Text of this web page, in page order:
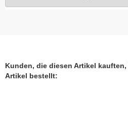
Kunden, die diesen Artikel
Artikel bestellt: